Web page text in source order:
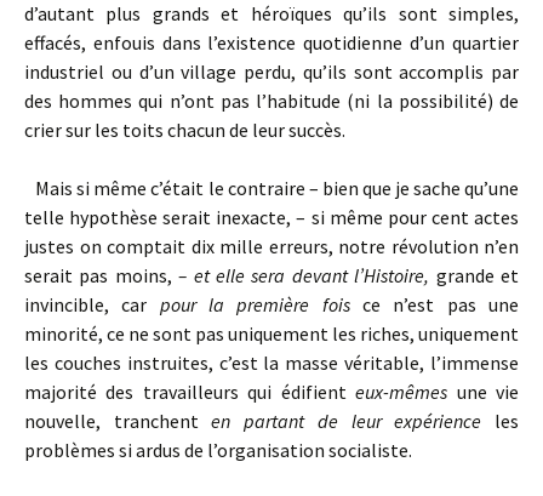
d’autant plus grands et héroïques qu’ils sont simples,
effacés, enfouis dans l’existence quotidienne d’un quartier
industriel ou d’un village perdu, qu’ils sont accomplis par
des hommes qui n’ont pas l’habitude (ni la possibilité) de
crier sur les toits chacun de leur succès.
Mais si même c’était le contraire – bien que je sache qu’une
telle hypothèse serait inexacte, – si même pour cent actes
justes on comptait dix mille erreurs, notre révolution n’en
serait pas moins,– et elle sera devant l’Histoire, grande et
invincible, car pour la première foisce n’est pas une
minorité, ce ne sont pas uniquement les riches, uniquement
les couches instruites, c’est la masse véritable, l’immense
majorité des travailleurs qui édifienteux-mêmes une vie
nouvelle, tranchenten partant de leur expérience les
problèmes si ardus de l’organisation socialiste.